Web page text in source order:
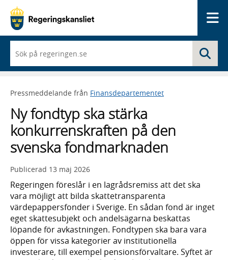
du
börjar
skriva
framträder
lista
med
sökförslag
Pressmeddelande från Finansdepartementet
Ny fondtyp ska stärka
konkurrenskraften på den
svenska fondmarknaden
Publicerad 13 maj 2026
Regeringen föreslår i en lagrådsremiss att det ska
vara möjligt att bilda skattetransparenta
värdepappersfonder i Sverige. En sådan fond är inget
eget skattesubjekt och andelsägarna beskattas
löpande för avkastningen. Fondtypen ska bara vara
öppen för vissa kategorier av institutionella
investerare, till exempel pensionsförvaltare. Syftet är